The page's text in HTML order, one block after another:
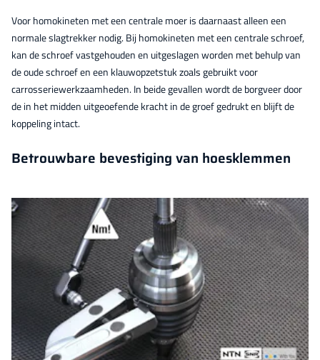
Voor homokineten met een centrale moer is daarnaast alleen een
normale slagtrekker nodig. Bij homokineten met een centrale schroef,
kan de schroef vastgehouden en uitgeslagen worden met behulp van
de oude schroef en een klauwopzetstuk zoals gebruikt voor
carrosseriewerkzaamheden. In beide gevallen wordt de borgveer door
de in het midden uitgeoefende kracht in de groef gedrukt en blijft de
koppeling intact.
Betrouwbare bevestiging van hoesklemmen